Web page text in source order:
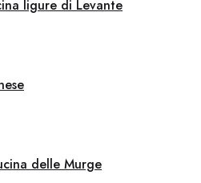
ligure di Levante
delle Murge